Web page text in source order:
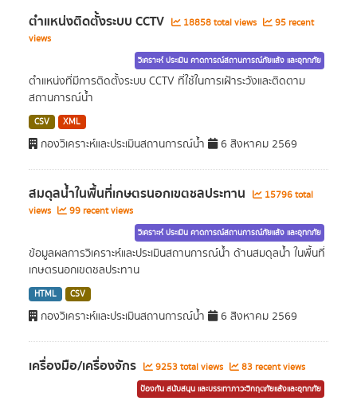
ตำแหน่งติดตั้งระบบ CCTV 18858 total views
95 recent
views
วิเคราะห์ ประเมิน คาดการณ์สถานการณ์ภัยแล้ง และอุทกภัย
ตำแหน่งที่มีการติดตั้งระบบ CCTV ที่ใช้ในการเฝ้าระวังและติดตาม
สถานการณ์น้ำ
CSV XML
กองวิเคราะห์และประเมินสถานการณ์น้ำ 6 สิงหาคม 2569
สมดุลน้ำในพื้นที่เกษตรนอกเขตชลประทาน
15796 total
views
99 recent views
วิเคราะห์ ประเมิน คาดการณ์สถานการณ์ภัยแล้ง และอุทกภัย
ข้อมูลผลการวิเคราะห์และประเมินสถานการณ์น้ำ ด้านสมดุลน้ำ ในพื้นที่
เกษตรนอกเขตชลประทาน
HTML CSV
กองวิเคราะห์และประเมินสถานการณ์น้ำ 6 สิงหาคม 2569
เครื่องมือ/เครื่องจักร 9253 total views 83 recent views
ป้องกัน สนับสนุน และบรรเทาภาวะวิกฤตภัยแล้งและอุทกภัย